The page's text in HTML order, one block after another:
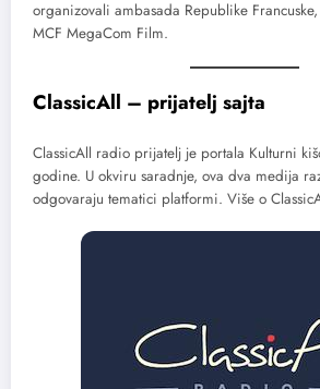
organizovali ambasada Republike
MCF MegaCom Film.
ClassicAll – prijatelj sajta
ClassicAll radio prijatelj je portala Kulturni
godine. U okviru saradnje, ova dva medija
odgovaraju tematici platformi. Više o